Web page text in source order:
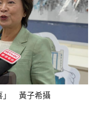
」 黃子希攝